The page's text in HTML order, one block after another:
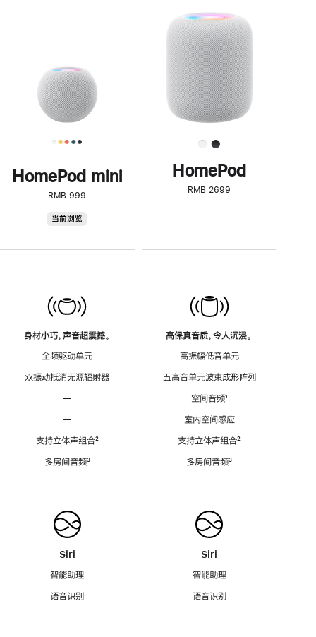
HomePod mini
RMB 999
当前浏览
身材小巧，声音超震撼。
全频驱动单元
双振动抵消无源辐射器
—
—
支持立体声组合脚
²
多房间音频脚
³
Siri
智能助理
语音识别
步
了
解
HomePod<
HomePod
RMB 2699
高保真音质，令人沉浸。
高振幅低音单元
五高音单元波束成形阵列
空间音频脚
¹
室内空间感应
支持立体声组合脚
²
多房间音频脚
³
Siri
智能助理
语音识别